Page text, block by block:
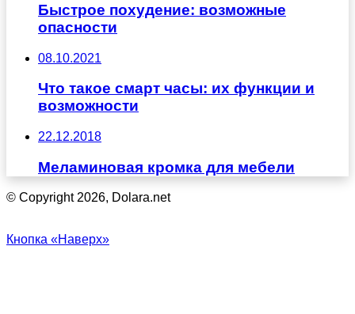
Быстрое похудение: возможные
опасности
08.10.2021
Что такое смарт часы: их функции и
возможности
22.12.2018
Меламиновая кромка для мебели
© Copyright 2026, Dolara.net
Кнопка «Наверх»